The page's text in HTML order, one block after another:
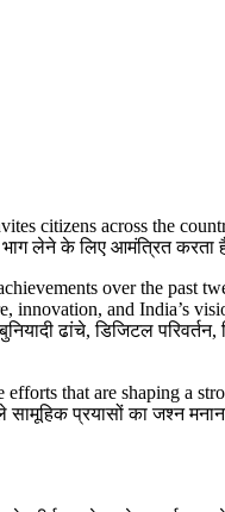
citizens across the
भाग लेने के लिए आमंत्रित करता
over the past
and India’s
ढांचे, डिजिटल
that are shaping a
प्रयासों का जश्न